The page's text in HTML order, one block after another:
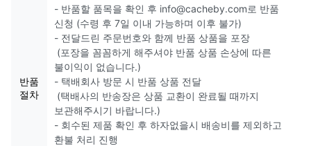
반품
절차
- 반품할 품목을 확인 후 info@cacheby.com로 반품
신청 (수령 후 7일 이내 가능하며 이후 불가)
- 전달드린 주문번호와 함께 반품 상품을 포장
(포장을 꼼꼼하게 해주셔야 반품 상품 손상에 따른
불이익이 없습니다.)
- 택배회사 방문 시 반품 상품 전달
(택배사의 반송장은 상품 교환이 완료될 때까지
보관해주시기 바랍니다.)
- 회수된 제품 확인 후 하자없을시 배송비를 제외하고
환불 처리 진행